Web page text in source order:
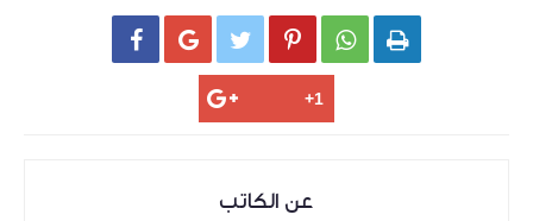
     
عن الكاتب